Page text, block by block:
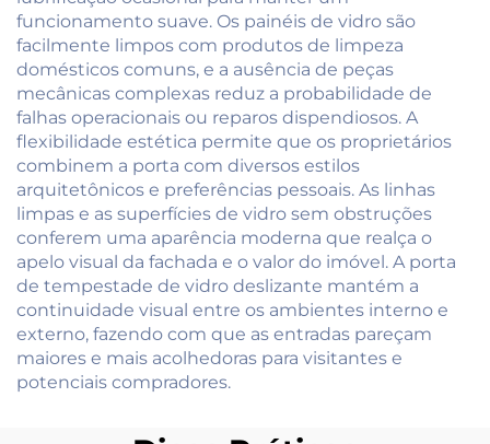
funcionamento suave. Os painéis de vidro são
facilmente limpos com produtos de limpeza
domésticos comuns, e a ausência de peças
mecânicas complexas reduz a probabilidade de
falhas operacionais ou reparos dispendiosos. A
flexibilidade estética permite que os proprietários
combinem a porta com diversos estilos
arquitetônicos e preferências pessoais. As linhas
limpas e as superfícies de vidro sem obstruções
conferem uma aparência moderna que realça o
apelo visual da fachada e o valor do imóvel. A porta
de tempestade de vidro deslizante mantém a
continuidade visual entre os ambientes interno e
externo, fazendo com que as entradas pareçam
maiores e mais acolhedoras para visitantes e
potenciais compradores.